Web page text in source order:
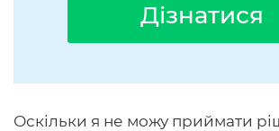
Дізнатися
Оскільки я не можу приймати